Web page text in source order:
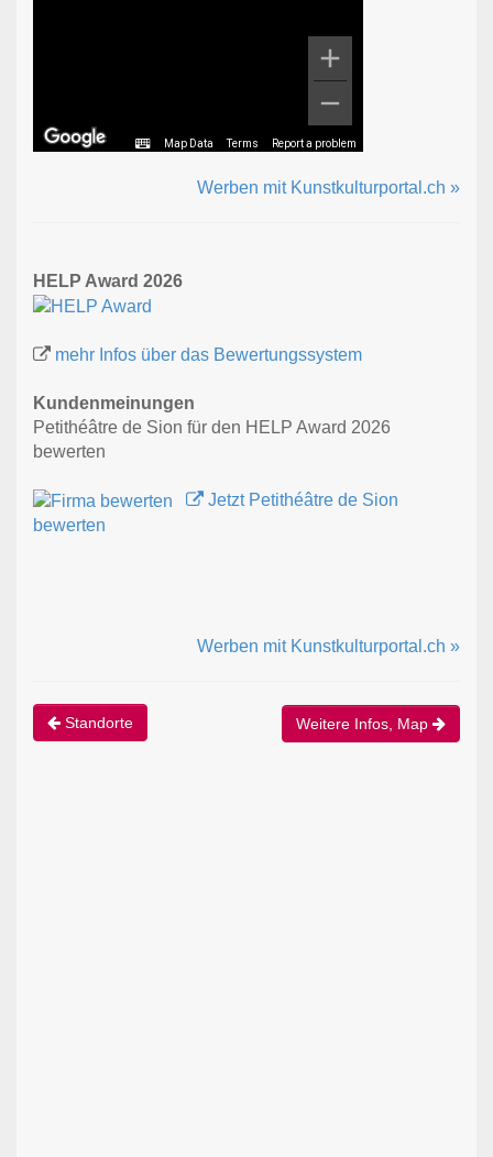
Map Data Terms Report a problem
Werben mit Kunstkulturportal.ch »
HELP Award 2026
mehr Infos über das Bewertungssystem
Kundenmeinungen
Petithéâtre de Sion für den HELP Award 2026
bewerten
Jetzt Petithéâtre de Sion
bewerten
Werben mit Kunstkulturportal.ch »
Standorte Weitere Infos, Map